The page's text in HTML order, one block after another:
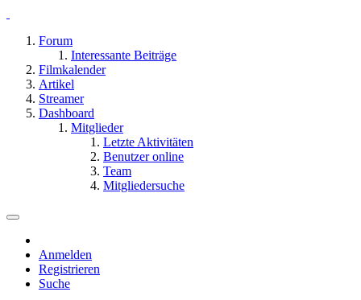
Forum
Interessante Beiträge
Filmkalender
Artikel
Streamer
Dashboard
Mitglieder
Letzte Aktivitäten
Benutzer online
Team
Mitgliedersuche
Anmelden
Registrieren
Suche